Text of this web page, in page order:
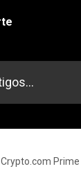
Crypto.com Prime